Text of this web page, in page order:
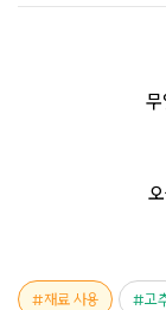
재료 사용 고